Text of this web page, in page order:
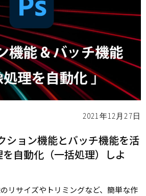
2021年12月27日
ョン機能とバッチ機能を活
自動化（一括処理）しよ
リサイズやトリミングなど、簡単な作